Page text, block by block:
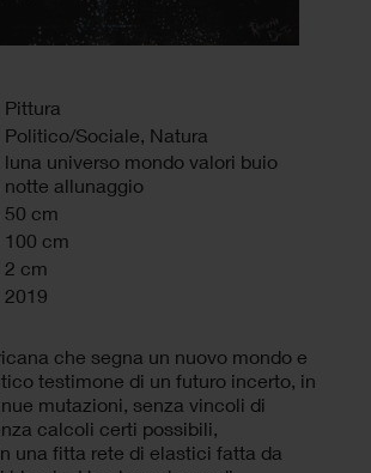
Pittura
Politico/Sociale, Natura
luna universo mondo valori buio
notte allunaggio
50 cm
100 cm
2 cm
2019
che segna un nuovo mondo e
testimone di un futuro incerto, in
mutazioni, senza vincoli di
calcoli certi possibili,
una fitta rete di elastici fatta da